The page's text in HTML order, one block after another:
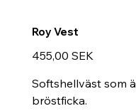
Roy Vest
Hinta
455,00 SEK
Softshellväst som
bröstficka.